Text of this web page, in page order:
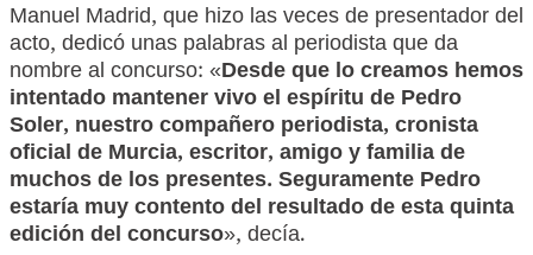
Manuel Madrid, que hizo las veces de presentador del
acto, dedicó unas palabras al periodista que da
nombre al concurso: «Desde que lo creamos hemos
intentado mantener vivo el espíritu de Pedro
Soler, nuestro compañero periodista, cronista
oficial de Murcia, escritor, amigo y familia de
muchos de los presentes. Seguramente Pedro
estaría muy contento del resultado de esta quinta
edición del concurso», decía.